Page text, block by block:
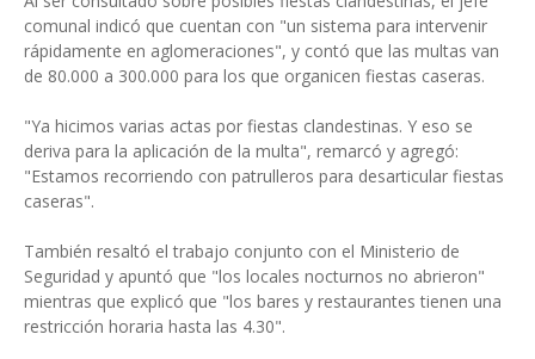
comunal indicó que cuentan con "un sistema para intervenir
rápidamente en aglomeraciones", y contó que las multas van
de 80.000 a 300.000 para los que organicen fiestas caseras.
"Ya hicimos varias actas por fiestas clandestinas. Y eso se
deriva para la aplicación de la multa", remarcó y agregó:
"Estamos recorriendo con patrulleros para desarticular fiestas
caseras".
También resaltó el trabajo conjunto con el Ministerio de
Seguridad y apuntó que "los locales nocturnos no abrieron"
mientras que explicó que "los bares y restaurantes tienen una
restricción horaria hasta las 4.30".